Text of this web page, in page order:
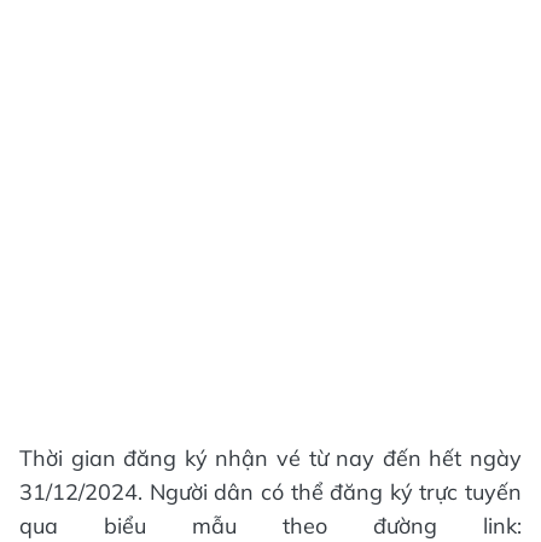
Thời gian đăng ký nhận vé từ nay đến hết ngày
31/12/2024. Người dân có thể đăng ký trực tuyến
qua biểu mẫu theo đường link: